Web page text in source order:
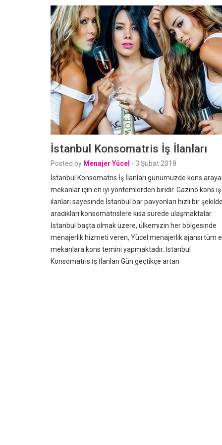
İstanbul Konsomatris İş İlanları
Posted by Menajer Yücel - 3 Şubat 2018
İstanbul Konsomatris İş İlanları günümüzde kons
mekanlar için en iyi yöntemlerden biridir. Gazino kons iş
ilanları sayesinde İstanbul bar pavyonları hızlı bir
aradıkları konsomatrislere kısa sürede ulaşmaktalar.
İstanbul başta olmak üzere, ülkemizin her bölgesinde
menajerlik hizmeti veren, Yücel menajerlik ajansı tüm
mekanlara kons temini yapmaktadır. İstanbul
Konsomatris İş İlanları Gün geçtikçe artan